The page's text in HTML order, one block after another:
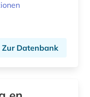
Zur Datenbank